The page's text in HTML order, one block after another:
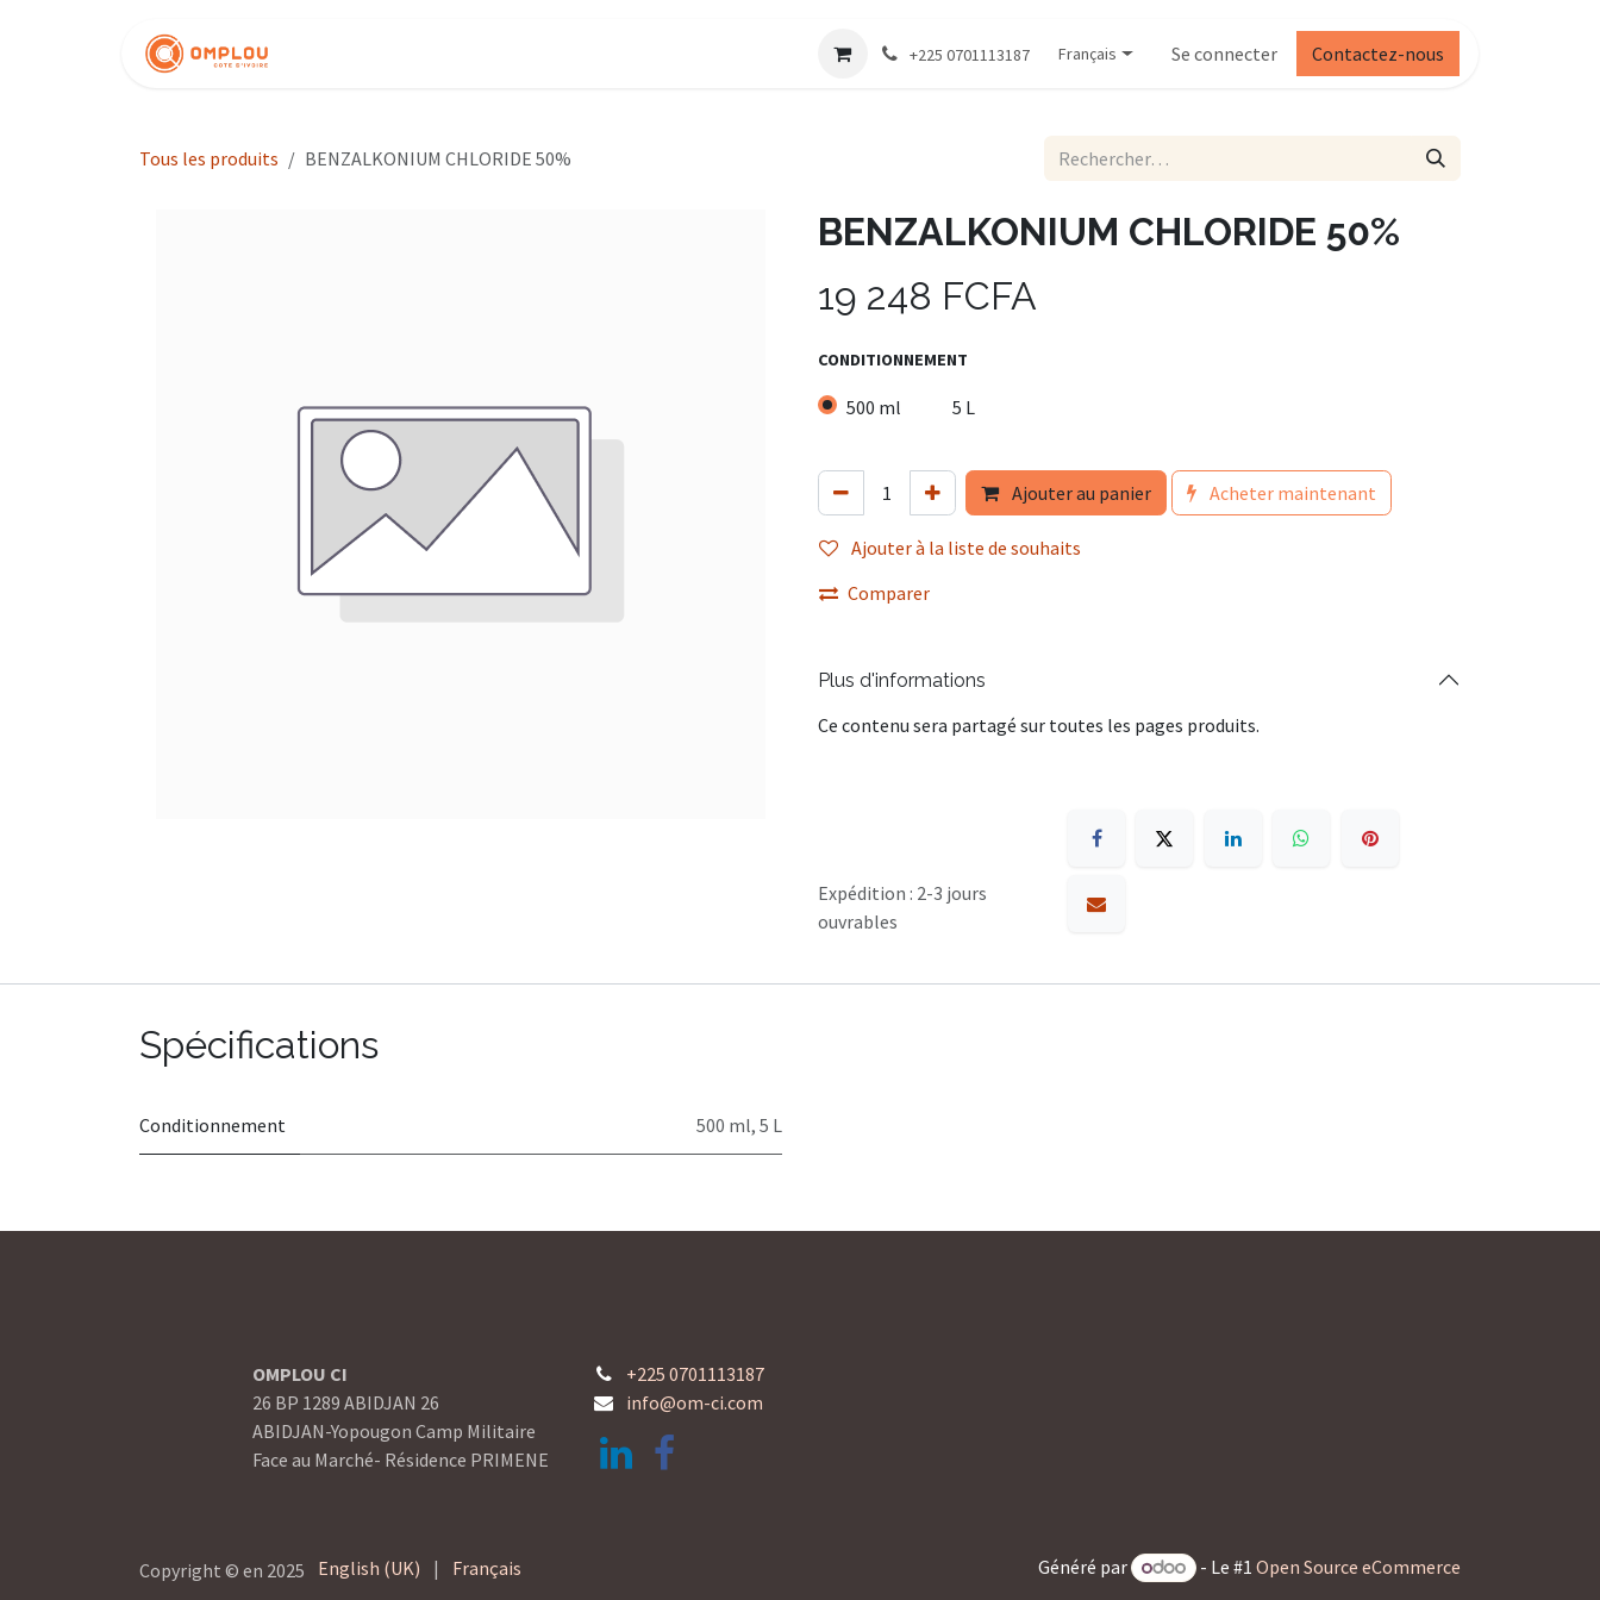
+225 0701113187 Français Se connecter Contactez-nous
Tous les produits BENZALKONIUM CHLORIDE 50%
BENZALKONIUM CHLORIDE 50%
19 248 FCFA
CONDITIONNEMENT
500 ml 5 L
Ajouter au panier Acheter maintenant
Ajouter à la liste de souhaits
Comparer
Plus d'informations
Ce contenu sera partagé sur toutes les pages produits.
Expédition : 2-3 jours
ouvrables
Spécifications
Conditionnement 500 ml, 5 L
OMPLOU CI
26 BP 1289 ABIDJAN 26
ABIDJAN-Yopougon Camp Militaire
Face au Marché- Résidence PRIMENE
+225 0701113187
info@om-ci.com
Copyright © en 2025 English (UK) | Français Généré par - Le #1 Open Source eCommerce